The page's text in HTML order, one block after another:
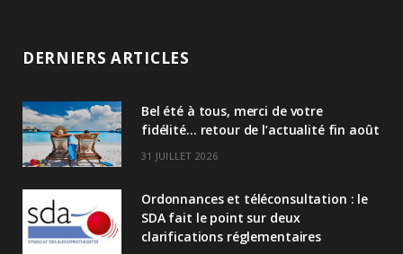
e
n
DERNIERS ARTICLES
Bel été à tous, merci de votre
fidélité… retour de l’actualité fin août
31 JUILLET 2026
Ordonnances et téléconsultation : le
SDA fait le point sur deux
clarifications réglementaires